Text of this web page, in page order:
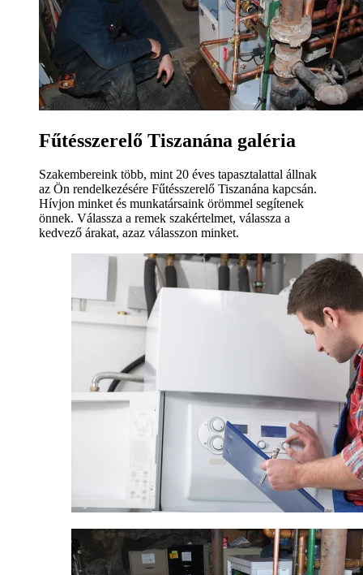
Fűtésszerelő Tiszanána galéria
Szakembereink több, mint 20 éves tapasztalattal állnak
az Ön rendelkezésére Fűtésszerelő Tiszanána kapcsán.
Hívjon minket és munkatársaink örömmel segítenek
önnek. Válassza a remek szakértelmet, válassza a
kedvező árakat, azaz válasszon minket.